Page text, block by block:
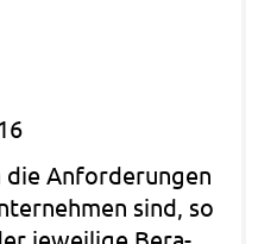
die Anfor­de­run­gen
sind, so